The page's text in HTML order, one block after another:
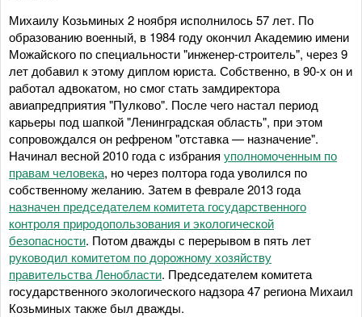
Михаилу Козьминых 2 ноября исполнилось 57 лет. По
образованию военный, в 1984 году окончил Академию имени
Можайского по специальности "инженер-строитель", через 9
лет добавил к этому диплом юриста. Собственно, в 90-х он и
работал адвокатом, но смог стать замдиректора
авиапредприятия "Пулково". После чего настал период
карьеры под шапкой "Ленинградская область", при этом
сопровождался он рефреном "отставка — назначение".
Начинал весной 2010 года с избрания уполномоченным по
правам человека, но через полтора года уволился по
собственному желанию. Затем в феврале 2013 года
назначен председателем комитета государственного
контроля природопользования и экологической
безопасности. Потом дважды с перерывом в пять лет
руководил комитетом по дорожному хозяйству
правительства Ленобласти. Председателем комитета
государственного экологического надзора 47 региона Михаил
Козьминых также был дважды.